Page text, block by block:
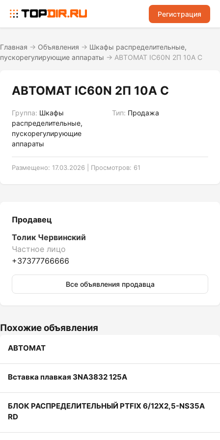
Регистрация
Главная → Объявления → Шкафы распределительные,
пускорегулирующие аппараты → АВТОМАТ IC60N 2П 10А С
АВТОМАТ IC60N 2П 10А С
Группа: Шкафы
распределительные,
пускорегулирующие
аппараты
Тип: Продажа
Размещено: 17.03.2026 | Просмотров: 61
Продавец
Толик Червинский
Частное лицо
+37377766666
Все объявления продавца
Похожие объявления
АВТОМАТ
Вставка плавкая 3NA3832 125A
БЛОК РАСПРЕДЕЛИТЕЛЬНЫЙ PTFIX 6/12X2,5-NS35A
RD